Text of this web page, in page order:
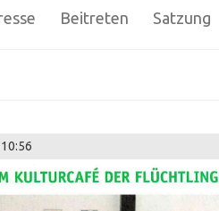
Beitreten Satzung